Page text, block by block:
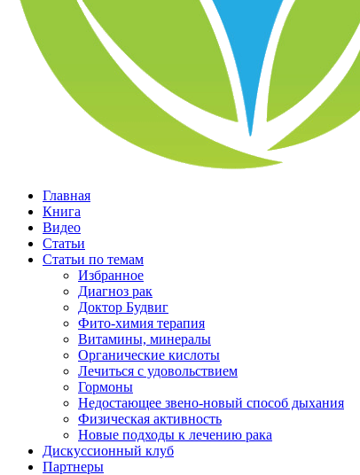
Главная
Книга
Видео
Статьи
Статьи по темам
Избранное
Диагноз рак
Доктор Будвиг
Фито-химия терапия
Витамины, минералы
Органические кислоты
Лечиться с удовольствием
Гормоны
Недостающее звено-новый способ дыхания
Физическая активность
Новые подходы к лечению рака
Дискуссионный клуб
Партнеры